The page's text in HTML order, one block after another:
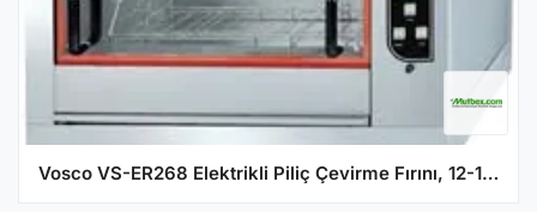
Vosco VS-ER268 Elektrikli Piliç Çevirme Fırını, 12-16 Piliç Kapasiteli